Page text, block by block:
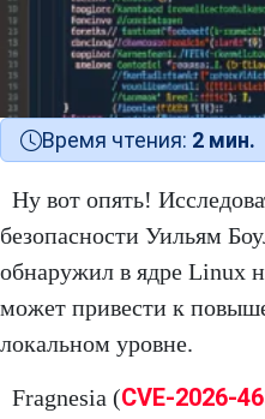
Время чтения: 2 мин.
Ну вот опять!
безопасности Уильям
обнаружил в ядре Linux
может привести к
локальном уровне.
Fragnesia (CVE-2026-